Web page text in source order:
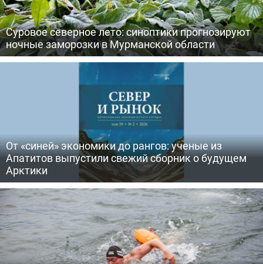
Суровое северное лето: синоптики прогнозируют
ночные заморозки в Мурманской области
От «синей» экономики до рангов: ученые из
Апатитов выпустили свежий сборник о будущем
Арктики